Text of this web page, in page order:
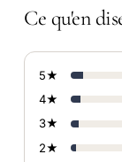
Ce qu'en
5★
4★
3★
2★